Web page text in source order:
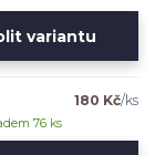
variantu
180 Kč/ks
76 ks